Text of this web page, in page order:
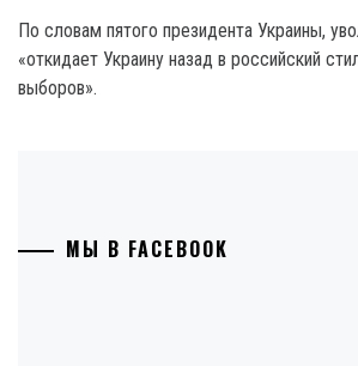
По словам пятого президента Украины,
«откидает Украину назад в российский
выборов».
МЫ В FACEBOOK